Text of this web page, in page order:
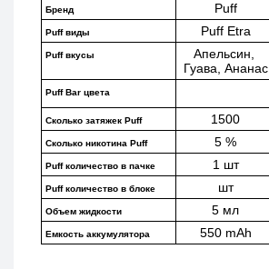
Бренд Puff
Puff виды Puff Etra
Puff вкусы
Апельсин,
Гуава, Ананас
Puff Bar цвета
Сколько затяжек Puff 1500
Сколько никотина Puff 5 %
Puff количество в пачке 1 шт
Puff количество в блоке шт
Объем жидкости 5 мл
Емкость аккумулятора 550 mAh